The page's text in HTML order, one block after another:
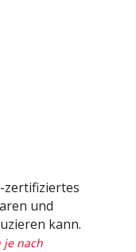
zertifiziertes
und
kann.
je nach